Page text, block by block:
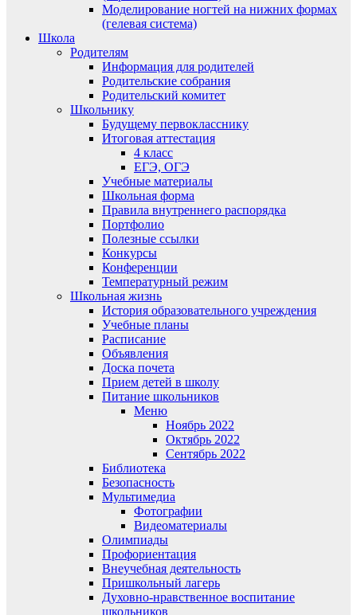
Моделирование ногтей на нижних формах
(гелевая система)
Школа
Родителям
Информация для родителей
Родительские собрания
Родительский комитет
Школьнику
Будущему первокласснику
Итоговая аттестация
4 класс
ЕГЭ, ОГЭ
Учебные материалы
Школьная форма
Правила внутреннего распорядка
Портфолио
Полезные ссылки
Конкурсы
Конференции
Температурный режим
Школьная жизнь
История образовательного учреждения
Учебные планы
Расписание
Объявления
Доска почета
Прием детей в школу
Питание школьников
Меню
Ноябрь 2022
Октябрь 2022
Сентябрь 2022
Библиотека
Безопасность
Мультимедиа
Фотографии
Видеоматериалы
Олимпиады
Профориентация
Внеучебная деятельность
Пришкольный лагерь
Духовно-нравственное воспитание
школьников